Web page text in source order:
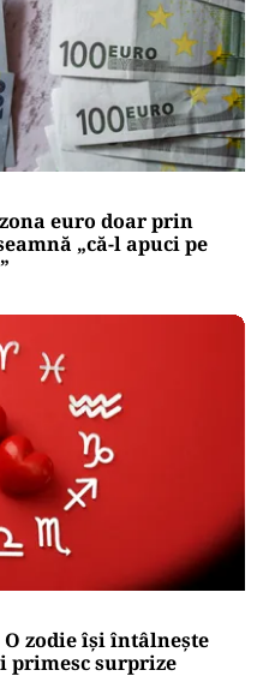
euro doar prin
„că-l apuci pe
O zodie își întâlnește
primesc surprize